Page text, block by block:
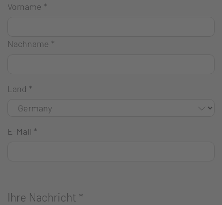
Vorname *
Nachname *
Land *
E-Mail *
Ihre Nachricht *